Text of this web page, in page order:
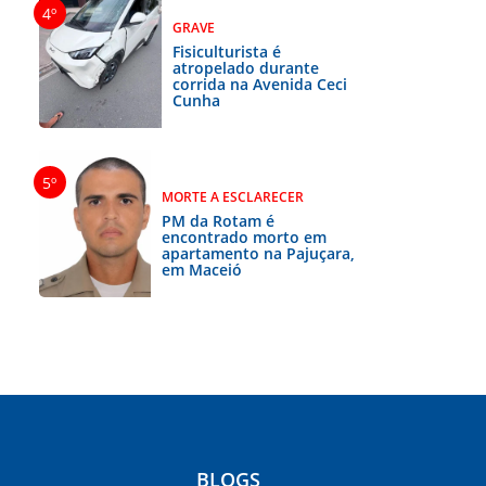
GRAVE
Fisiculturista é
atropelado durante
corrida na Avenida Ceci
Cunha
MORTE A ESCLARECER
PM da Rotam é
encontrado morto em
apartamento na Pajuçara,
em Maceió
BLOGS